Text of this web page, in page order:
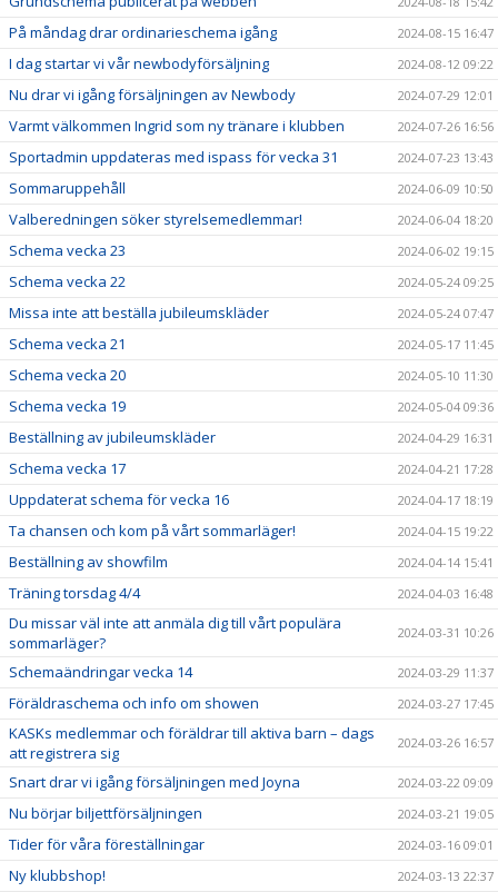
På måndag drar ordinarieschema igång 2024-08-15 16:47
I dag startar vi vår newbodyförsäljning 2024-08-12 09:22
Nu drar vi igång försäljningen av Newbody 2024-07-29 12:01
Varmt välkommen Ingrid som ny tränare i klubben 2024-07-26 16:56
Sportadmin uppdateras med ispass för vecka 31 2024-07-23 13:43
Sommaruppehåll 2024-06-09 10:50
Valberedningen söker styrelsemedlemmar! 2024-06-04 18:20
Schema vecka 23 2024-06-02 19:15
Schema vecka 22 2024-05-24 09:25
Missa inte att beställa jubileumskläder 2024-05-24 07:47
Schema vecka 21 2024-05-17 11:45
Schema vecka 20 2024-05-10 11:30
Schema vecka 19 2024-05-04 09:36
Beställning av jubileumskläder 2024-04-29 16:31
Schema vecka 17 2024-04-21 17:28
Uppdaterat schema för vecka 16 2024-04-17 18:19
Ta chansen och kom på vårt sommarläger! 2024-04-15 19:22
Beställning av showfilm 2024-04-14 15:41
Träning torsdag 4/4 2024-04-03 16:48
Du missar väl inte att anmäla dig till vårt populära
sommarläger?
2024-03-31 10:26
Schemaändringar vecka 14 2024-03-29 11:37
Föräldraschema och info om showen 2024-03-27 17:45
KASKs medlemmar och föräldrar till aktiva barn – dags
att registrera sig
2024-03-26 16:57
Snart drar vi igång försäljningen med Joyna 2024-03-22 09:09
Nu börjar biljettförsäljningen 2024-03-21 19:05
Tider för våra föreställningar 2024-03-16 09:01
Ny klubbshop! 2024-03-13 22:37